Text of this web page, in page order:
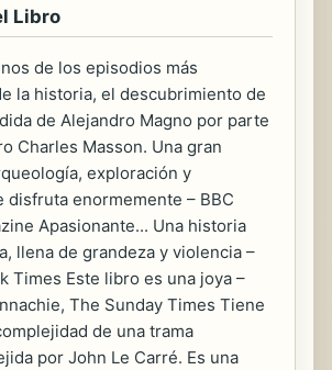
Libro
de los episodios más
la historia, el descubrimiento de
de Alejandro Magno por parte
Charles Masson. Una gran
exploración y
disfruta enormemente – BBC
Apasionante... Una historia
llena de grandeza y violencia –
Times Este libro es una joya –
The Sunday Times Tiene
de una trama
por John Le Carré. Es una